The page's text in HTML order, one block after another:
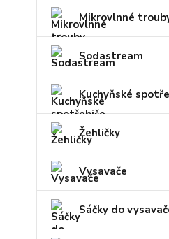
Mikrovlnné
Sodastream
Kuchyňské
Žehličky
Vysavače
Sáčky do